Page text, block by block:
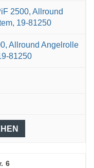
Allround Angelrolle
81250
6